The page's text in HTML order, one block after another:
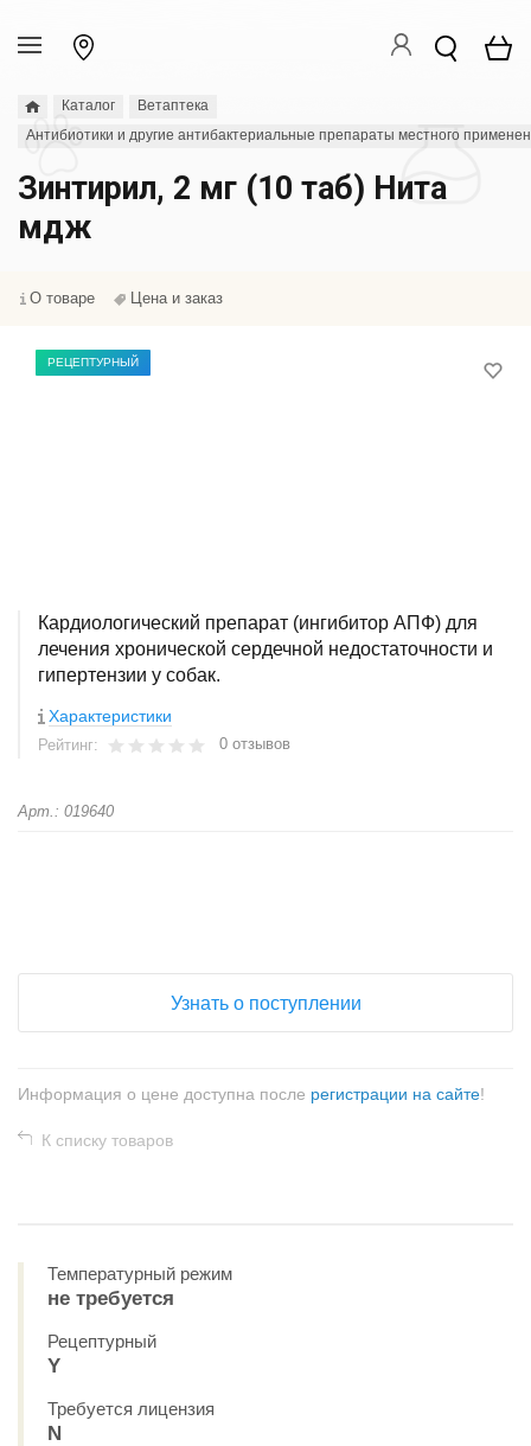
Каталог
Ветаптека
Антибиотики и другие антибактериальные препараты местного
Зинтирил, 2 мг (10 таб) Нита
мдж
О товаре Цена и заказ
РЕЦЕПТУРНЫЙ
Кардиологический препарат (ингибитор АПФ) для
лечения хронической сердечной недостаточности и
гипертензии у собак.
Характеристики
Рейтинг: 0 отзывов
Арт.: 019640
Узнать о поступлении
Информация о цене доступна после регистрации на сайте!
К списку товаров
Температурный режим
не требуется
Рецептурный
Y
Требуется лицензия
N